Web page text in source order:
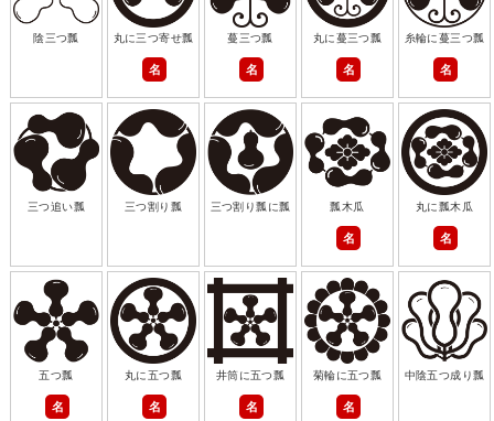
陰三つ瓢 丸に三つ寄せ瓢
名
蔓三つ瓢
名
丸に蔓三つ瓢
名
糸輪に蔓三つ瓢
名
三つ追い瓢 三つ割り瓢 三つ割り瓢に瓢 瓢木瓜
名
丸に瓢木瓜
名
五つ瓢
名
丸に五つ瓢
名
井筒に五つ瓢
名
菊輪に五つ瓢
名
中陰五つ成り瓢